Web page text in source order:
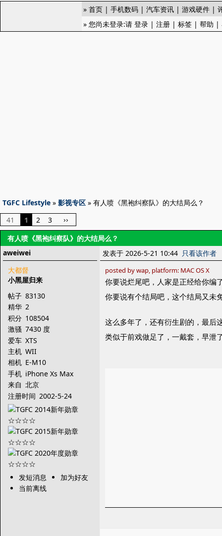
» 首页 | 手机数码 | 汽车资讯 | 游戏硬件 |
» 您尚未登录:请 登录 | 注册 | 标签 | 帮助 |
TGFC Lifestyle » 影视专区 » 有人喷《黑袍纠察队》的大结局么？
41
1 2 3 ››
有人喷《黑袍纠察队》的大结局么？
aweiwei
大都督
小黑屋归来
帖子 83130
精华 2
积分 108504
激骚 7430 度
爱车 XTS
主机 WII
相机 E-M10
手机 iPhone Xs Max
来自 北京
注册时间 2002-5-24
发短消息
加为好友
当前离线
发表于 2026-5-21 10:44 只看该作者
posted by wap, platform: MAC OS X
你要说烂尾吧，人家是正经给你编
你要说有个结局吧，这个结局又未
这么多年了，还有衍生剧的，最后
类似于前戏做足了，一戴套，早泄